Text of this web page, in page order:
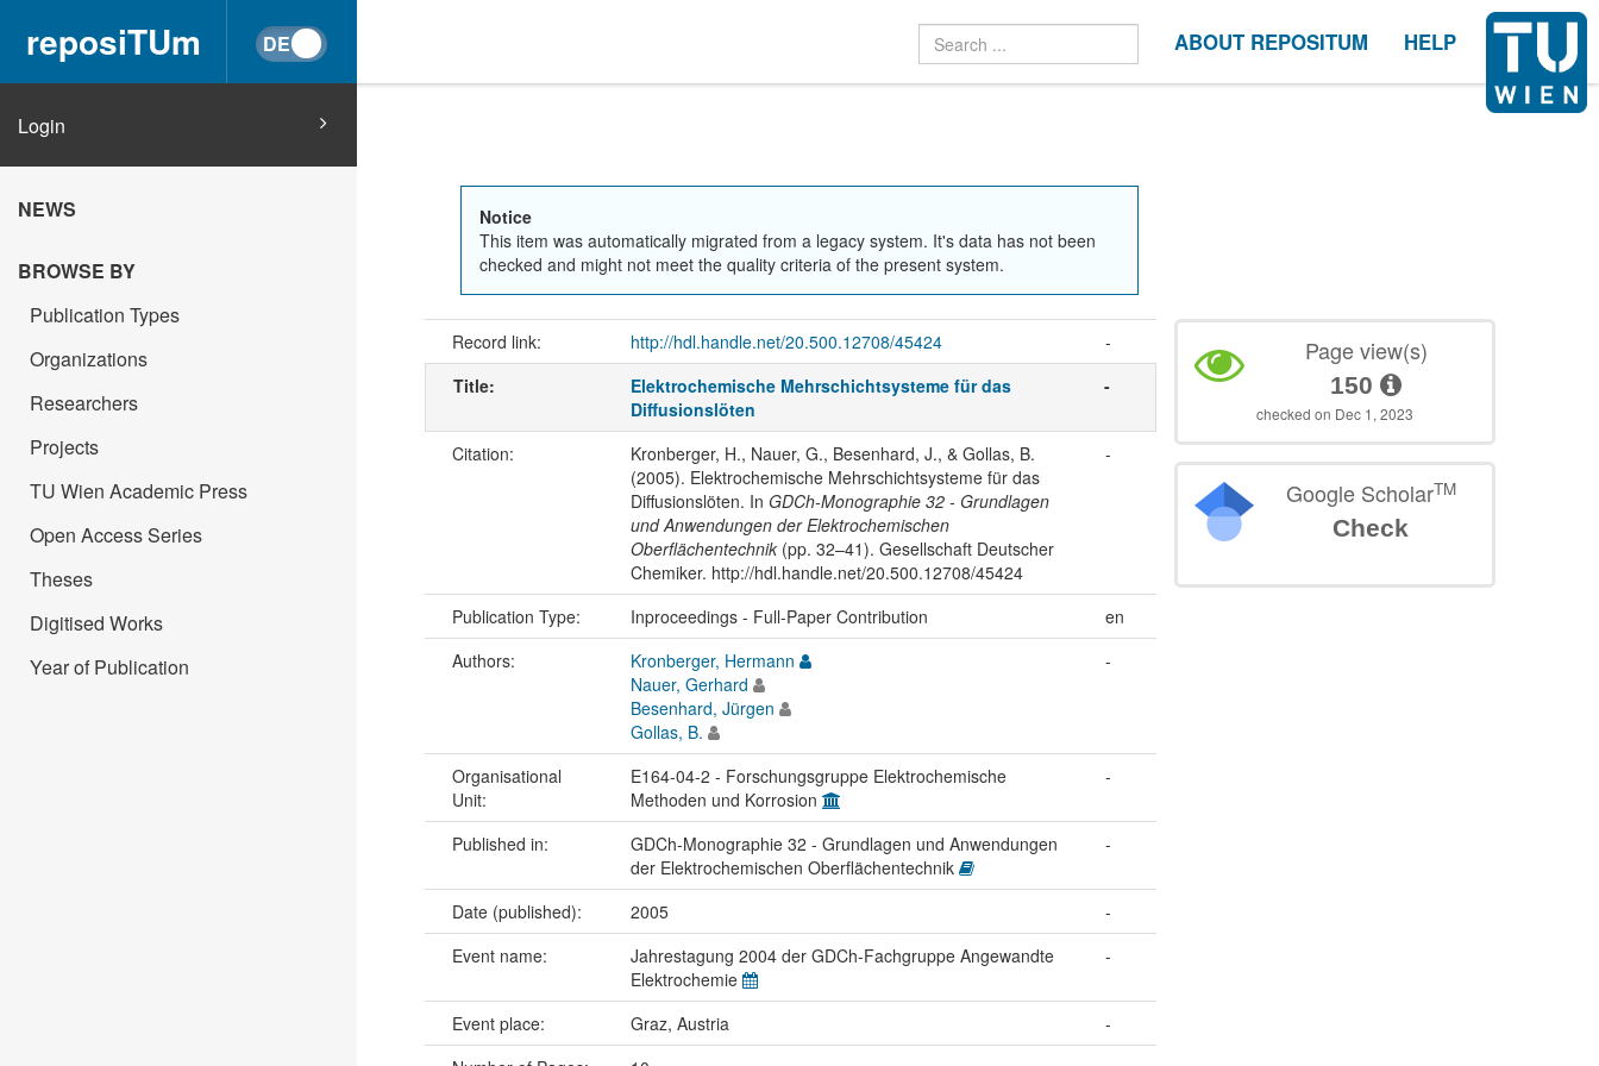
reposiTUm ABOUT REPOSITUM HELP
Login
NEWS
BROWSE BY
Publication Types
Organizations
Researchers
Projects
TU Wien Academic Press
Open Access Series
Theses
Digitised Works
Year of Publication
Notice
This item was automatically migrated from a legacy system. It's data has not been
checked and might not meet the quality criteria of the present system.
Record link: http://hdl.handle.net/20.500.12708/45424
-
Title:
Elektrochemische Mehrschichtsysteme für das
Diffusionslöten
-
Citation:
Kronberger, H., Nauer, G., Besenhard, J., & Gollas, B.
(2005). Elektrochemische Mehrschichtsysteme für das
Diffusionslöten. In GDCh-Monographie 32 - Grundlagen
und Anwendungen der Elektrochemischen
Oberflächentechnik(pp. 32–41). Gesellschaft Deutscher
Chemiker. http://hdl.handle.net/20.500.12708/45424
-
Publication Type: Inproceedings - Full-Paper Contribution
en
Authors:
Kronberger, Hermann
Nauer, Gerhard
Besenhard, Jürgen
Gollas, B.
-
Organisational
Unit:
E164-04-2 - Forschungsgruppe Elektrochemische
Methoden und Korrosion
-
Published in:
GDCh-Monographie 32 - Grundlagen und Anwendungen
der Elektrochemischen Oberflächentechnik
-
Date (published): 2005
-
Event name:
Jahrestagung 2004 der GDCh-Fachgruppe Angewandte
Elektrochemie
-
Event place: Graz, Austria
-
Page view(s)
150
checked on Dec 1, 2023
Google ScholarTM
Check